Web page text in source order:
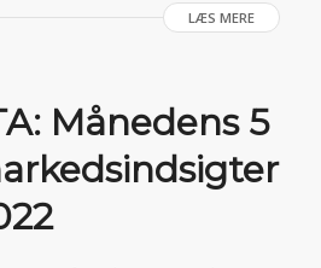
LÆS MERE
Månedens 5